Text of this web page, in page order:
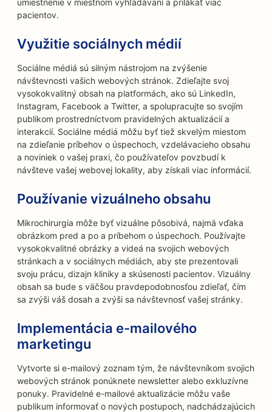
umiestnenie v miestnom vyhľadávaní a prilákať viac
pacientov.
Využitie sociálnych médií
Sociálne médiá sú silným nástrojom na zvýšenie
návštevnosti vašich webových stránok. Zdieľajte svoj
vysokokvalitný obsah na platformách, ako sú LinkedIn,
Instagram, Facebook a Twitter, a spolupracujte so svojím
publikom prostredníctvom pravidelných aktualizácií a
interakcií. Sociálne médiá môžu byť tiež skvelým miestom
na zdieľanie príbehov o úspechoch, vzdelávacieho obsahu
a noviniek o vašej praxi, čo používateľov povzbudí k
návšteve vašej webovej lokality, aby získali viac informácií.
Používanie vizuálneho obsahu
Mikrochirurgia môže byť vizuálne pôsobivá, najmä vďaka
obrázkom pred a po a príbehom o úspechoch. Používajte
vysokokvalitné obrázky a videá na svojich webových
stránkach a v sociálnych médiách, aby ste prezentovali
svoju prácu, dizajn kliniky a skúsenosti pacientov. Vizuálny
obsah sa bude s väčšou pravdepodobnosťou zdieľať, čím
sa zvýši váš dosah a zvýši sa návštevnosť vašej stránky.
Implementácia e-mailového
marketingu
Vytvorte si e-mailový zoznam tým, že návštevníkom svojich
webových stránok ponúknete newsletter alebo exkluzívne
ponuky. Pravidelné e-mailové aktualizácie môžu vaše
publikum informovať o nových postupoch, nadchádzajúcich